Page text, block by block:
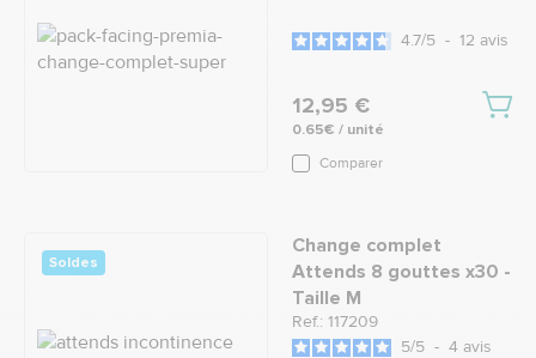
4.7/5 - 12 avis
12,95 €
0.65€ / unité
Comparer
Soldes
Change complet
Attends 8 gouttes x30 -
Taille M
Ref.: 117209
5/5 - 4 avis